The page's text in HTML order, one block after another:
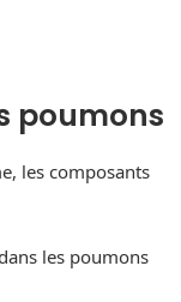
poumons
les composants
les poumons